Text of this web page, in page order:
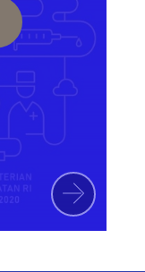
Next